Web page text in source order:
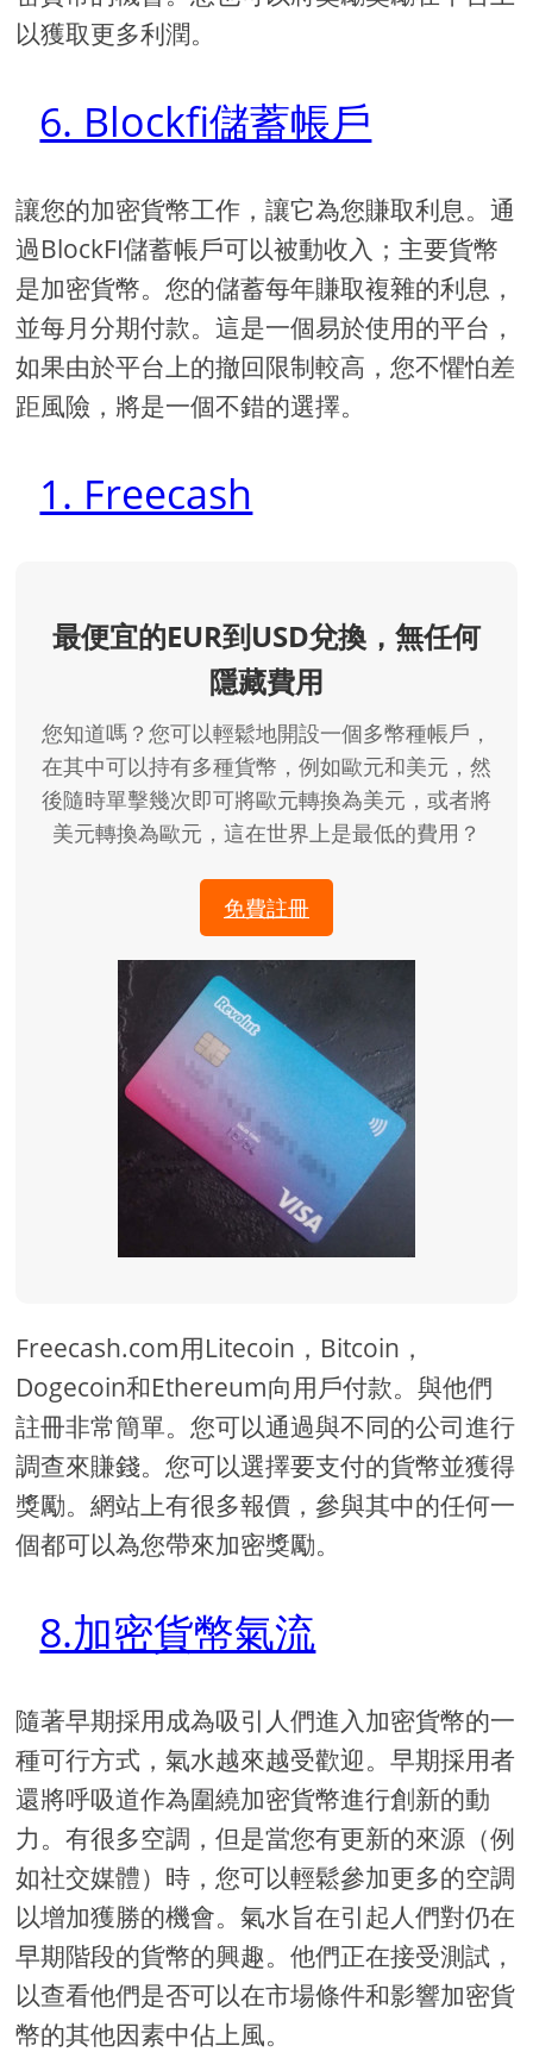
以獲取更多利潤。
6. Blockfi儲蓄帳戶
讓您的加密貨幣工作，讓它為您賺取利息。通
過BlockFI儲蓄帳戶可以被動收入；主要貨幣
是加密貨幣。您的儲蓄每年賺取複雜的利息，
並每月分期付款。這是一個易於使用的平台，
如果由於平台上的撤回限制較高，您不懼怕差
距風險，將是一個不錯的選擇。
1. Freecash
最便宜的EUR到USD兌換，無任何
隱藏費用
您知道嗎？您可以輕鬆地開設一個多幣種帳戶，
在其中可以持有多種貨幣，例如歐元和美元，然
後隨時單擊幾次即可將歐元轉換為美元，或者將
美元轉換為歐元，這在世界上是最低的費用？
免費註冊
Freecash.com用Litecoin，Bitcoin，
Dogecoin和Ethereum向用戶付款。與他們
註冊非常簡單。您可以通過與不同的公司進行
調查來賺錢。您可以選擇要支付的貨幣並獲得
獎勵。網站上有很多報價，參與其中的任何一
個都可以為您帶來加密獎勵。
8.加密貨幣氣流
隨著早期採用成為吸引人們進入加密貨幣的一
種可行方式，氣水越來越受歡迎。早期採用者
還將呼吸道作為圍繞加密貨幣進行創新的動
力。有很多空調，但是當您有更新的來源（例
如社交媒體）時，您可以輕鬆參加更多的空調
以增加獲勝的機會。氣水旨在引起人們對仍在
早期階段的貨幣的興趣。他們正在接受測試，
以查看他們是否可以在市場條件和影響加密貨
幣的其他因素中佔上風。